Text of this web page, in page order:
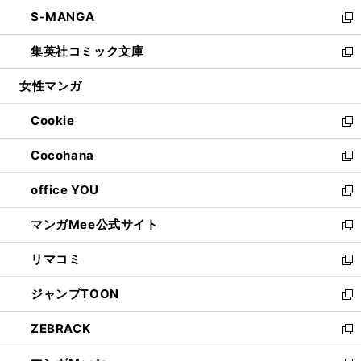
く
で
開
く
ド
ウ
で
開
ィ
ン
ド
ウ
開
く
い
ウ
ィ
ン
ウ
で
開
く
S-MANGA
新
し
い
ウ
ン
ド
ウ
で
開
く
集英社コミック文庫
新
し
ウ
ィ
ン
ド
ウ
で
開
く
女性マンガ
Cookie
新
し
い
ウ
ィ
ン
ド
ウ
で
開
く
Cocohana
新
し
い
ウ
ィ
ン
ド
ウ
で
開
く
office YOU
新
し
い
ウ
ィ
ン
ド
ウ
で
開
マンガMee公式サイト
新
し
い
ウ
ィ
ン
ド
ウ
リマコミ
新
し
い
ウ
ィ
ン
ジャンプTOON
新
し
い
ウ
ZEBRACK
新
し